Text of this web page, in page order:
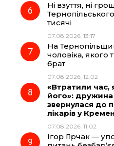
Ні взуття, ні
тисячі
07.08.2026, 13:17
На
чоловіка, якого
брат
07.08.2026, 12:02
«Втратили час,
його»: дружина
звернулася до
лікарів у
07.08.2026, 11:02
Ігор Гірчак —